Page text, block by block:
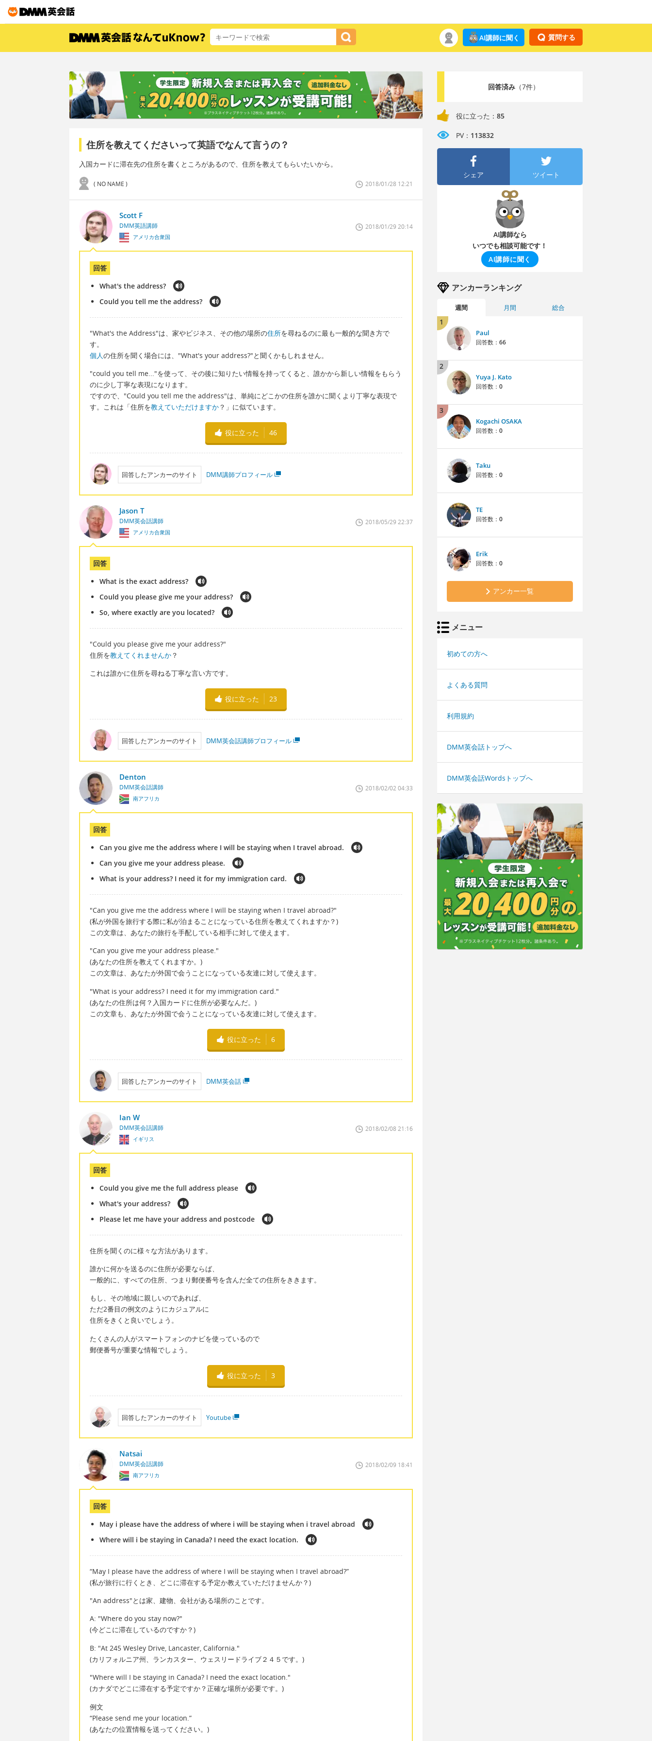
質問する
AI講師に聞く
住所を教えてくださいって英語でなんて言うの？
入国カードに滞在先の住所を書くところがあるので、住所を教えてもらいたいから。
( NO NAME ) 2018/01/28 12:21
Scott F
DMM英語講師
アメリカ合衆国
2018/01/29 20:14
回答
What's the address?
Could you tell me the address?
"What's the Address"は、家やビジネス、その他の場所の住所を尋ねるのに最も一般的な聞き方で
す。
個人の住所を聞く場合には、"What's your address?"と聞くかもしれません。
"could you tell me..."を使って、その後に知りたい情報を持ってくると、誰かから新しい情報をもらう
のに少し丁寧な表現になります。
ですので、"Could you tell me the address"は、単純にどこかの住所を誰かに聞くより丁寧な表現で
す。これは「住所を教えていただけますか ？」に似ています。
役に立った 46
回答したアンカーのサイト DMM講師プロフィール
Jason T
DMM英会話講師
アメリカ合衆国
2018/05/29 22:37
回答
What is the exact address?
Could you please give me your address?
So, where exactly are you located?
"Could you please give me your address?"
住所を教えてくれませんか ？
これは誰かに住所を尋ねる丁寧な言い方です。
役に立った 23
回答したアンカーのサイト DMM英会話講師プロフィール
Denton
DMM英会話講師
南アフリカ
2018/02/02 04:33
回答
Can you give me the address where I will be staying when I travel abroad.
Can you give me your address please.
What is your address? I need it for my immigration card.
"Can you give me the address where I will be staying when I travel abroad?"
(私が外国を旅行する際に私が泊まることになっている住所を教えてくれますか？)
この文章は、あなたの旅行を手配している相手に対して使えます。
"Can you give me your address please."
(あなたの住所を教えてくれますか。)
この文章は、あなたが外国で会うことになっている友達に対して使えます。
"What is your address? I need it for my immigration card."
(あなたの住所は何？入国カードに住所が必要なんだ。)
この文章も、あなたが外国で会うことになっている友達に対して使えます。
役に立った 6
回答したアンカーのサイト DMM英会話
Ian W
DMM英会話講師
イギリス
2018/02/08 21:16
回答
Could you give me the full address please
What's your address?
Please let me have your address and postcode
住所を聞くのに様々な方法があります。
誰かに何かを送るのに住所が必要ならば、
一般的に、すべての住所、つまり郵便番号を含んだ全ての住所をききます。
もし、その地域に親しいのであれば、
ただ2番目の例文のようにカジュアルに
住所をきくと良いでしょう。
たくさんの人がスマートフォンのナビを使っているので
郵便番号が重要な情報でしょう。
役に立った 3
回答したアンカーのサイト Youtube
Natsai
DMM英会話講師
南アフリカ
2018/02/09 18:41
回答
May i please have the address of where i will be staying when i travel abroad
Where will i be staying in Canada? I need the exact location.
“May I please have the address of where I will be staying when I travel abroad?”
(私が旅行に行くとき、どこに滞在する予定か教えていただけませんか？)
"An address"とは家、建物、会社がある場所のことです。
A: "Where do you stay now?"
(今どこに滞在しているのですか？)
B: "At 245 Wesley Drive, Lancaster, California."
(カリフォルニア州、ランカスター、ウェスリードライブ２４５です。)
"Where will I be staying in Canada? I need the exact location."
(カナダでどこに滞在する予定ですか？正確な場所が必要です。)
例文
“Please send me your location.”
(あなたの位置情報を送ってください。)
回答済み（7件）
役に立った： 85
PV： 113832
シェア ツイート
AI講師なら
いつでも相談可能です！
AI講師に聞く
アンカーランキング
週間 月間 総合
1
Paul
回答数： 66
2
Yuya J. Kato
回答数： 0
3
Kogachi OSAKA
回答数： 0
Taku
回答数： 0
TE
回答数： 0
Erik
回答数： 0
アンカー一覧
メニュー
初めての方へ
よくある質問
利用規約
DMM英会話トップへ
DMM英会話Wordsトップへ